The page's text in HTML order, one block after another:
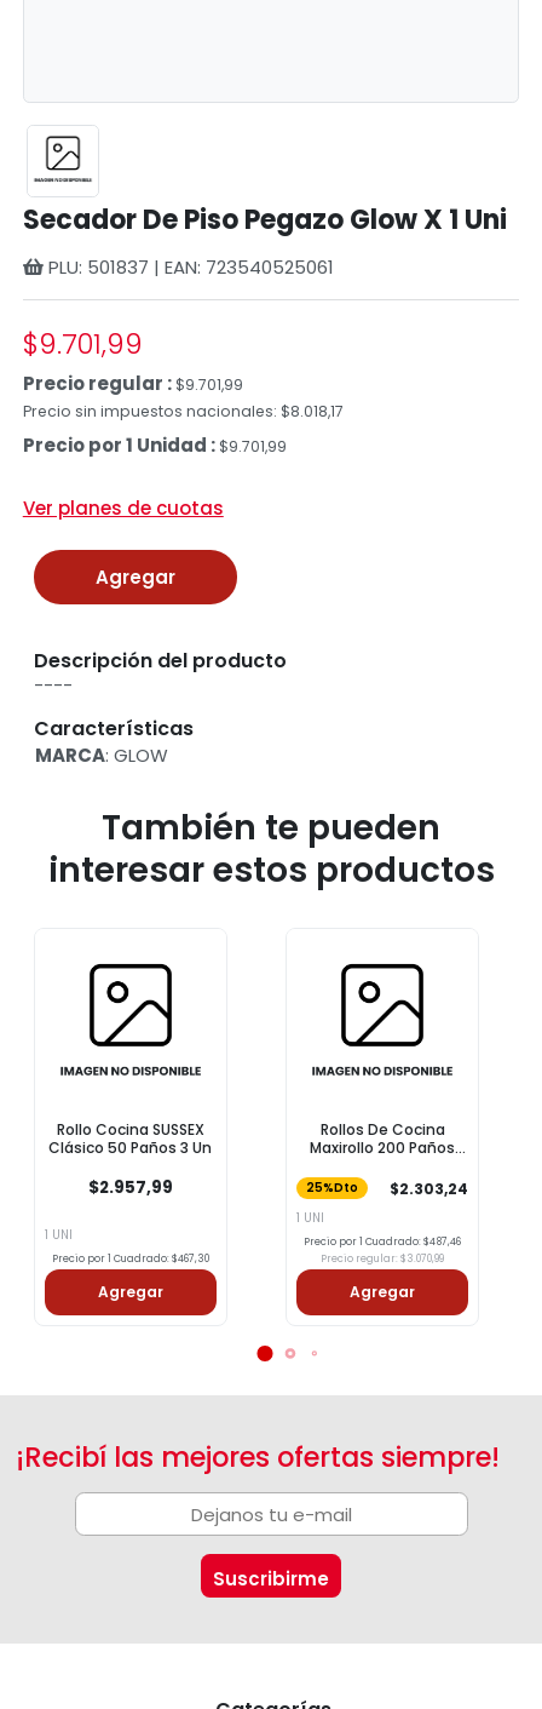
Secador De Piso Pegazo Glow X 1 Uni
PLU: 501837 | EAN: 723540525061
$9.701,99
Precio regular :$9.701,99
Precio sin impuestos nacionales: $8.018,17
Precio por 1 Unidad : $9.701,99
Ver planes de cuotas
Agregar
Descripción del producto
----
Características
MARCA: GLOW
También te pueden
interesar estos productos
Rollo Cocina SUSSEX
Clásico 50 Paños 3 Un
$2.957,99
1 UNI
Precio por 1 Cuadrado: $467,30
Agregar
Rollos De Cocina
Maxirollo 200 Paños
25%Dto $2.303,24
1 UNI
Precio por 1 Cuadrado: $487,46
Precio regular: $3.070,99
Agregar
¡Recibí las mejores ofertas siempre!